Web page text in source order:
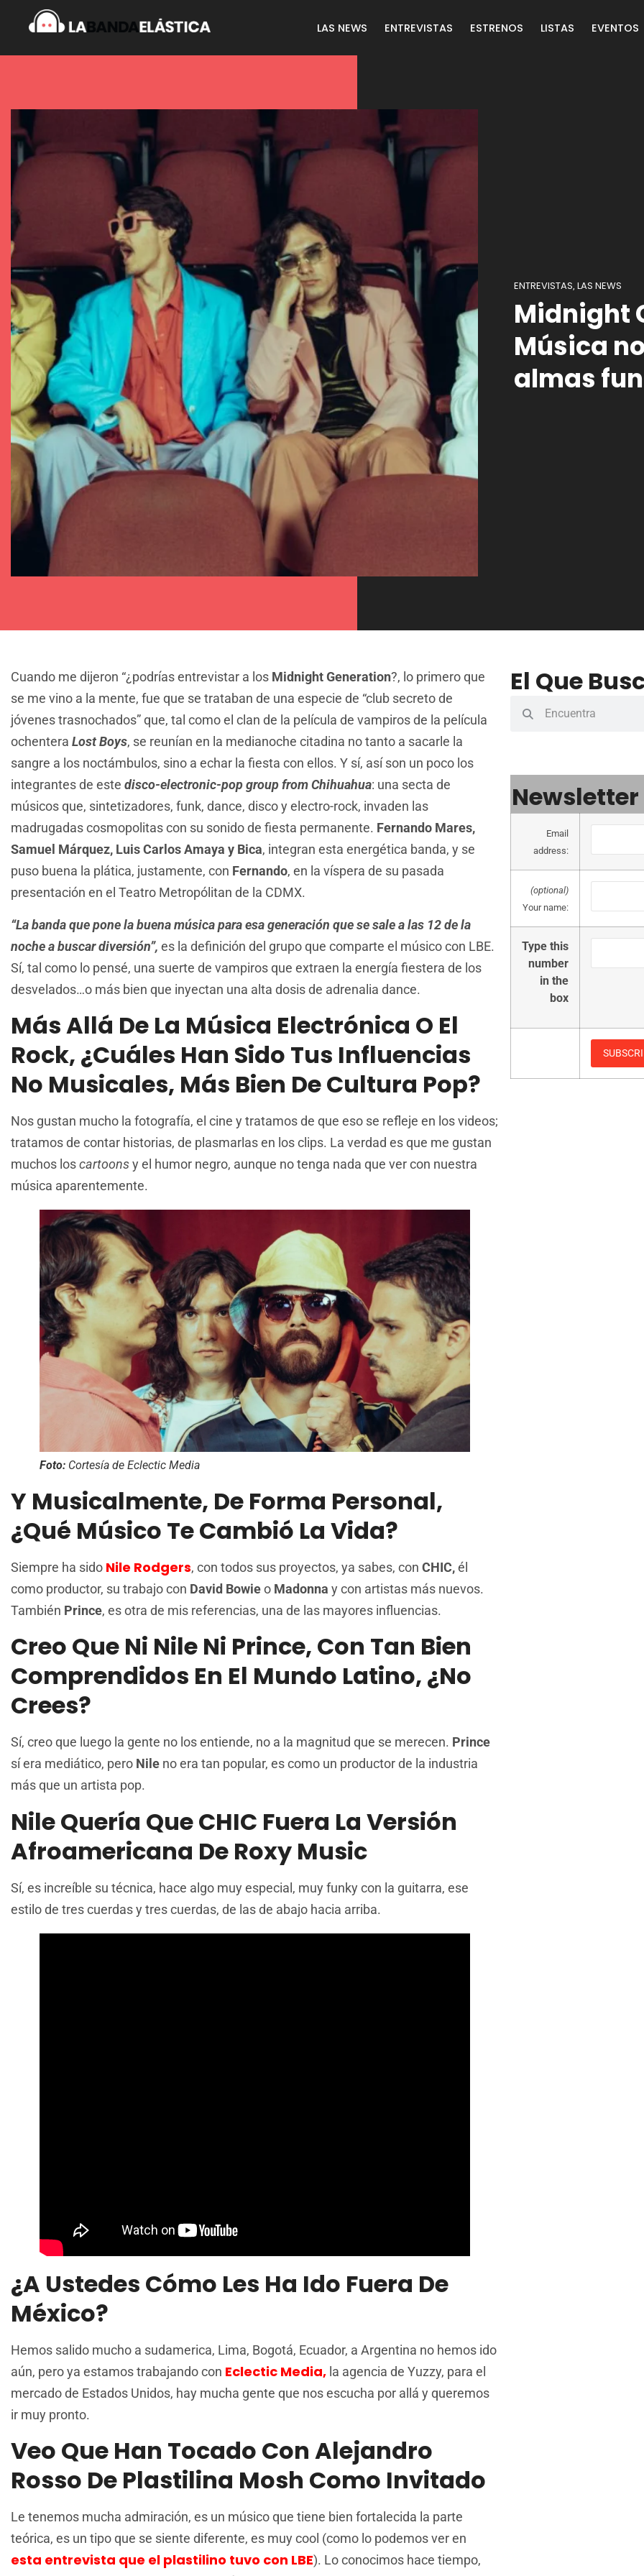
LAS NEWS ENTREVISTAS ESTRENOS LISTAS EVENTOS
ENTREVISTAS LAS NEWS
Midnight
Música
almas
Cuando me dijeron “¿podrías entrevistar a los Midnight Generation?, lo primero que
se me vino a la mente, fue que se trataban de una especie de “club secreto de
jóvenes trasnochados” que, tal como el clan de la película de vampiros de la película
ochentera Lost Boys, se reunían en la medianoche citadina no tanto a sacarle la
sangre a los noctámbulos, sino a echar la fiesta con ellos. Y sí, así son un poco los
integrantes de este disco-electronic-pop group from Chihuahua: una secta de
músicos que, sintetizadores, funk, dance, disco y electro-rock, invaden las
madrugadas cosmopolitas con su sonido de fiesta permanente. Fernando Mares,
Samuel Márquez, Luis Carlos Amaya y Bica, integran esta energética banda, y se
puso buena la plática, justamente, con Fernando, en la víspera de su pasada
presentación en el Teatro Metropólitan de la CDMX.
“La banda que pone la buena música para esa generación que se sale a las 12 de la
noche a buscar diversión”, es la definición del grupo que comparte el músico con LBE.
Sí, tal como lo pensé, una suerte de vampiros que extraen la energía fiestera de los
desvelados…o más bien que inyectan una alta dosis de adrenalia dance.
Más Allá De La Música Electrónica O El
Rock, ¿cuáles Han Sido Tus Influencias
No Musicales, Más Bien De Cultura Pop?
Nos gustan mucho la fotografía, el cine y tratamos de que eso se refleje en los videos;
tratamos de contar historias, de plasmarlas en los clips. La verdad es que me gustan
muchos loscartoonsy el humor negro, aunque no tenga nada que ver con nuestra
música aparentemente.
Foto: Cortesía de Eclectic Media
Y Musicalmente, De Forma Personal,
¿qué Músico Te Cambió La Vida?
Siempre ha sido Nile Rodgers, con todos sus proyectos, ya sabes, con CHIC,él
como productor, su trabajo con David Bowieo Madonna y con artistas más nuevos.
También Prince, es otra de mis referencias, una de las mayores influencias.
Creo Que Ni Nile Ni Prince, Con Tan Bien
Comprendidos En El Mundo Latino, ¿no
Crees?
Sí, creo que luego la gente no los entiende, no a la magnitud que se merecen. Prince
sí era mediático, pero Nile no era tan popular, es como un productor de la industria
más que un artista pop.
Nile Quería Que CHIC Fuera La Versión
Afroamericana De Roxy Music
Sí, es increíble su técnica, hace algo muy especial, muy funky con la guitarra, ese
estilo de tres cuerdas y tres cuerdas, de las de abajo hacia arriba.
¿A Ustedes Cómo Les Ha Ido Fuera De
México?
Hemos salido mucho a sudamerica, Lima, Bogotá, Ecuador, a Argentina no hemos ido
aún, pero ya estamos trabajando con Eclectic Media, la agencia de Yuzzy, para el
mercado de Estados Unidos, hay mucha gente que nos escucha por allá y queremos
ir muy pronto.
Veo Que Han Tocado Con Alejandro
Rosso De Plastilina Mosh Como Invitado
Le tenemos mucha admiración, es un músico que tiene bien fortalecida la parte
teórica, es un tipo que se siente diferente, es muy cool (como lo podemos ver en
esta entrevista que el plastilino tuvo con LBE). Lo conocimos hace tiempo,
El Que
Newsletter
Email
address:
(optional)
Your name:
Type this
number
in the
box